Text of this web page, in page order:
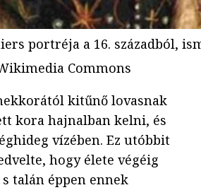
portréja a 16. századból,
Commons
kitűnő lovasnak
kora hajnalban kelni, és
vízében. Ez utóbbit
hogy élete végéig
talán éppen ennek